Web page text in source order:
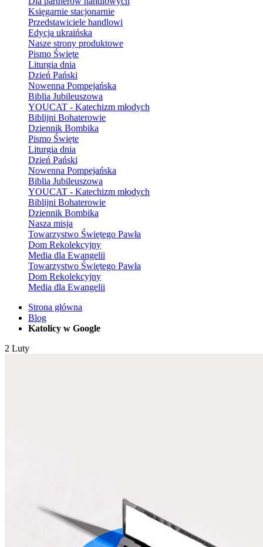
Księgarnie stacjonarnie
Przedstawiciele handlowi
Edycja ukraińska
Nasze strony produktowe
Pismo Święte
Liturgia dnia
Dzień Pański
Nowenna Pompejańska
Biblia Jubileuszowa
YOUCAT - Katechizm młodych
Biblijni Bohaterowie
Dziennik Bombika
Pismo Święte
Liturgia dnia
Dzień Pański
Nowenna Pompejańska
Biblia Jubileuszowa
YOUCAT - Katechizm młodych
Biblijni Bohaterowie
Dziennik Bombika
Nasza misja
Towarzystwo Świętego Pawła
Dom Rekolekcyjny
Media dla Ewangelii
Towarzystwo Świętego Pawła
Dom Rekolekcyjny
Media dla Ewangelii
Strona główna
Blog
Katolicy w Google
2 Luty